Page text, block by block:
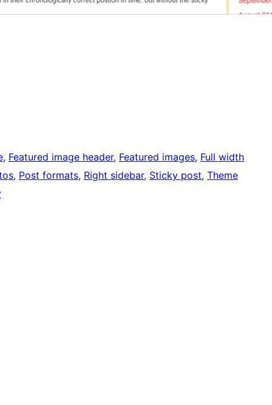
, Featured image header, Featured images, Full width
, Post formats, Right sidebar, Sticky post, Theme